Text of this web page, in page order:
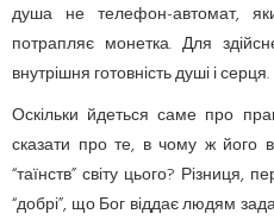
душа не телефон-автомат,
потрапляє монетка. Для
внутрішня готовність душі і серця.
Оскільки йдеться саме про
сказати про те, в чому ж його
“таїнств” світу цього? Різниця,
“добрі”, що Бог віддає людям